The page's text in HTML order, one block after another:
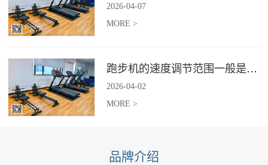
2026-04-07
MORE >
跑步机的速度调节范围一般是多少？
2026-04-02
MORE >
品牌介绍